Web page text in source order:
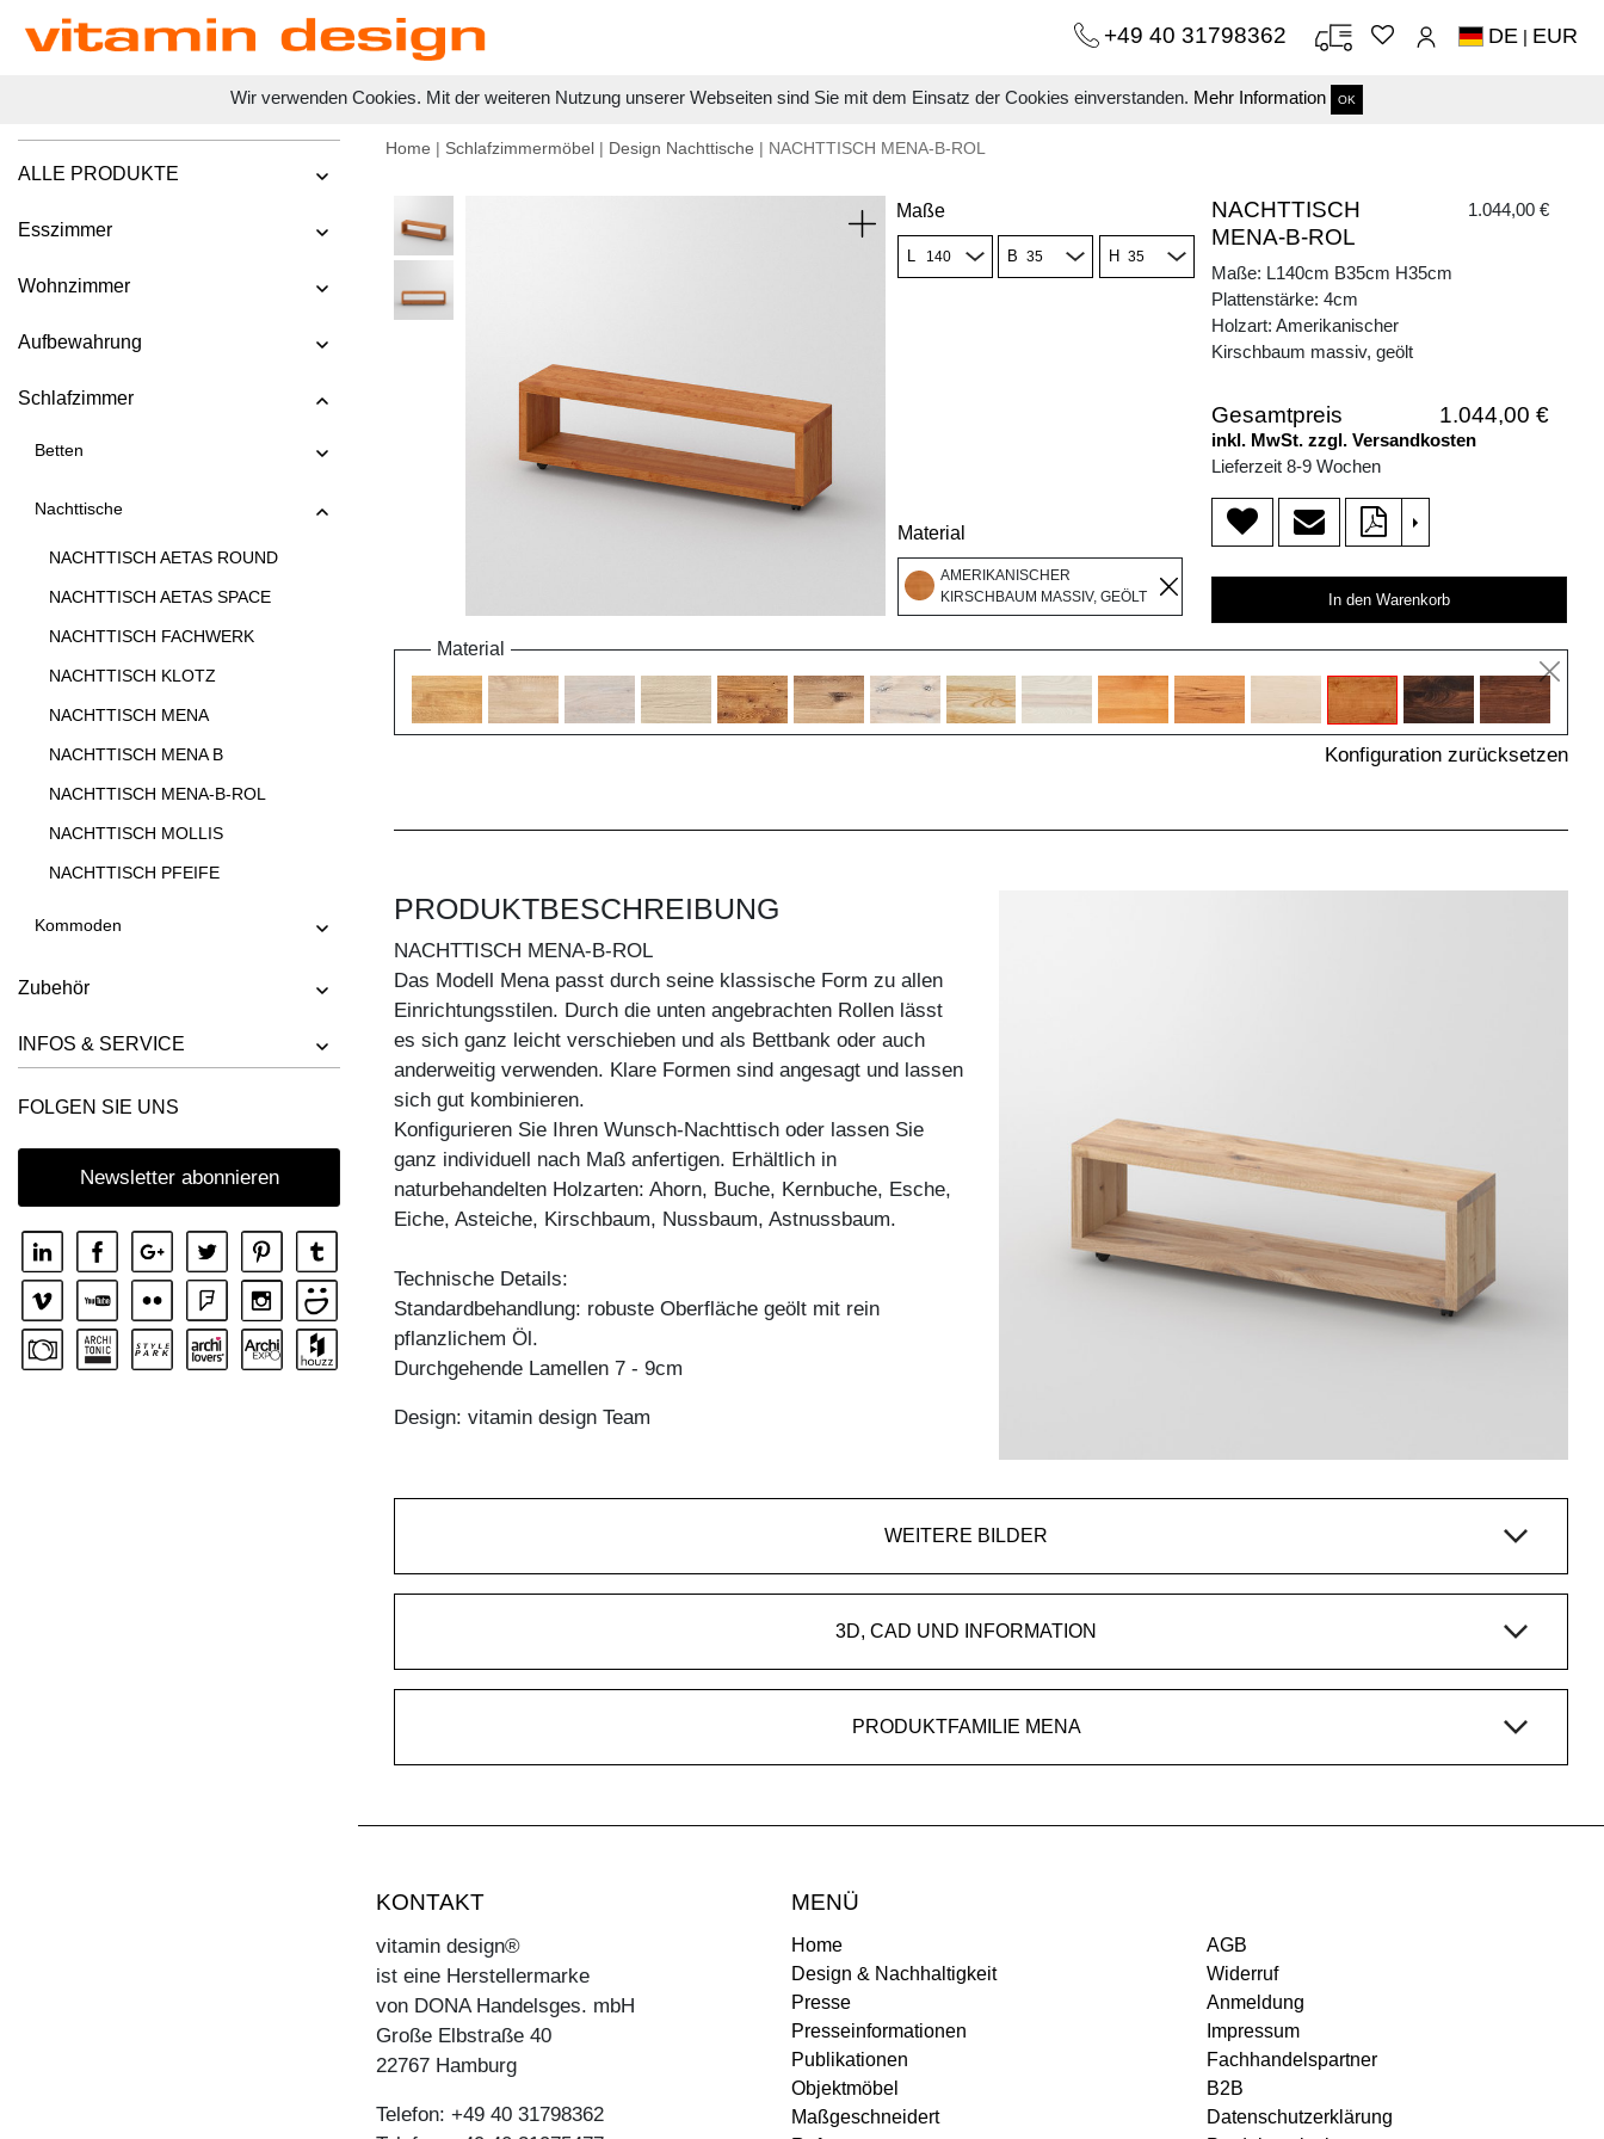
Wir verwenden Cookies. Mit der weiteren Nutzung unserer Webseiten sind Sie mit dem Einsatz der Cookies einverstanden. Mehr Information OK
+49 40 31798362 DE | EUR
ALLE PRODUKTE
Esszimmer
Wohnzimmer
Aufbewahrung
Schlafzimmer
Betten
Nachttische
NACHTTISCH AETAS ROUND
NACHTTISCH AETAS SPACE
NACHTTISCH FACHWERK
NACHTTISCH KLOTZ
NACHTTISCH MENA
NACHTTISCH MENA B
NACHTTISCH MENA-B-ROL
NACHTTISCH MOLLIS
NACHTTISCH PFEIFE
Kommoden
Zubehör
INFOS & SERVICE
FOLGEN SIE UNS
Newsletter abonnieren
Home | Schlafzimmermöbel | Design Nachttische | NACHTTISCH MENA-B-ROL
Maße
L B H
Material
AMERIKANISCHER
KIRSCHBAUM MASSIV, GEÖLT
NACHTTISCH
MENA-B-ROL
1.044,00 €
Maße: L140cm B35cm H35cm
Plattenstärke: 4cm
Holzart: Amerikanischer
Kirschbaum massiv, geölt
Gesamtpreis 1.044,00 €
inkl. MwSt. zzgl. Versandkosten
Lieferzeit 8-9 Wochen
>
In den Warenkorb
Material
Konfiguration zurücksetzen
PRODUKTBESCHREIBUNG
NACHTTISCH MENA-B-ROL
Das Modell Mena passt durch seine klassische Form zu allen
Einrichtungsstilen. Durch die unten angebrachten Rollen lässt
es sich ganz leicht verschieben und als Bettbank oder auch
anderweitig verwenden. Klare Formen sind angesagt und lassen
sich gut kombinieren.
Konfigurieren Sie Ihren Wunsch-Nachttisch oder lassen Sie
ganz individuell nach Maß anfertigen. Erhältlich in
naturbehandelten Holzarten: Ahorn, Buche, Kernbuche, Esche,
Eiche, Asteiche, Kirschbaum, Nussbaum, Astnussbaum.
Technische Details:
Standardbehandlung: robuste Oberfläche geölt mit rein
pflanzlichem Öl.
Durchgehende Lamellen 7 - 9cm
Design: vitamin design Team
WEITERE BILDER
3D, CAD UND INFORMATION
PRODUKTFAMILIE MENA
KONTAKT
vitamin design®
ist eine Herstellermarke
von DONA Handelsges. mbH
Große Elbstraße 40
22767 Hamburg
Telefon: +49 40 31798362
MENÜ
Home
Design & Nachhaltigkeit
Presse
Presseinformationen
Publikationen
Objektmöbel
Maßgeschneidert
AGB
Widerruf
Anmeldung
Impressum
Fachhandelspartner
B2B
Datenschutzerklärung